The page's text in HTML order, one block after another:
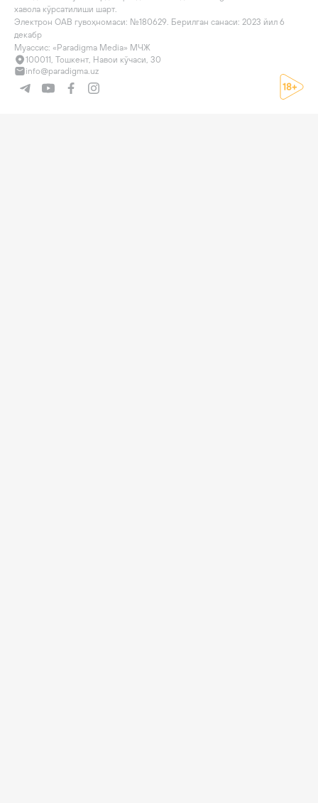
хавола кўрсатилиши шарт.
Электрон ОАВ гувоҳномаси: №180629. Берилган санаси: 2023 йил 6
декабр
Муассис: «Paradigma Media» МЧЖ
100011, Тошкент, Навои кўчаси, 30
info@paradigma.uz